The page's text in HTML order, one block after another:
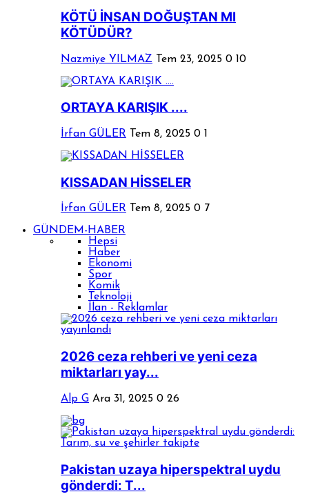
KÖTÜ İNSAN DOĞUŞTAN MI
KÖTÜDÜR?
Nazmiye YILMAZ Tem 23, 2025 0 10
ORTAYA KARIŞIK ....
İrfan GÜLER Tem 8, 2025 0 1
KISSADAN HİSSELER
İrfan GÜLER Tem 8, 2025 0 7
GÜNDEM-HABER
Hepsi
Haber
Ekonomi
Spor
Komik
Teknoloji
İlan - Reklamlar
2026 ceza rehberi ve yeni ceza
miktarları yay...
Alp G Ara 31, 2025 0 26
Pakistan uzaya hiperspektral uydu
gönderdi: T...